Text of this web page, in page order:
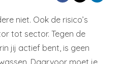
niet. Ook de risico’s
tot sector. Tegen de
jij actief bent, is geen